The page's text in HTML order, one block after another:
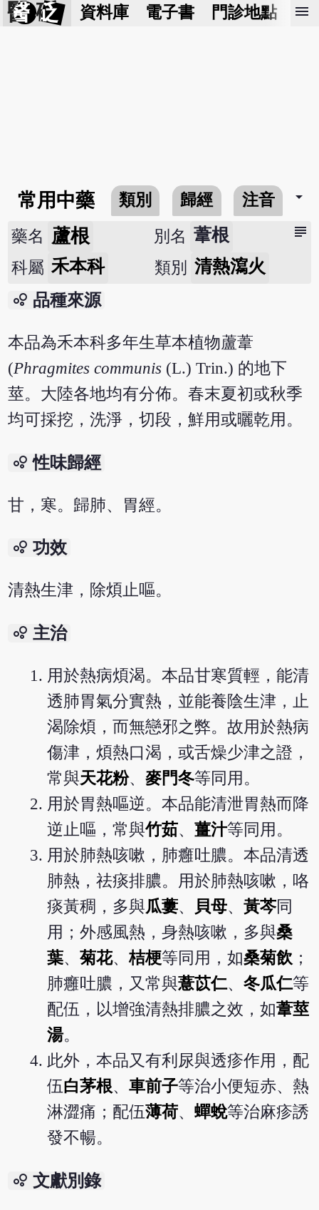
醫 砭 資料庫 電子書 門診地點 預
menu
常用中藥 類別 歸經 注音 arrow_drop_down
subject
藥名 蘆根 別名 葦根
科屬 禾本科 類別 清熱瀉火
bubble_chart 品種來源
本品為禾本科多年生草本植物蘆葦
(Phragmites communis (L.) Trin.) 的地下
莖。大陸各地均有分佈。春末夏初或秋季
均可採挖，洗淨，切段，鮮用或曬乾用。
bubble_chart 性味歸經
甘，寒。歸肺、胃經。
bubble_chart 功效
清熱生津，除煩止嘔。
bubble_chart 主治
用於熱病煩渴。本品甘寒質輕，能清
透肺胃氣分實熱，並能養陰生津，止
渴除煩，而無戀邪之弊。故用於熱病
傷津，煩熱口渴，或舌燥少津之證，
常與天花粉、麥門冬等同用。
用於胃熱嘔逆。本品能清泄胃熱而降
逆止嘔，常與竹茹、薑汁等同用。
用於肺熱咳嗽，肺癰吐膿。本品清透
肺熱，祛痰排膿。用於肺熱咳嗽，咯
痰黃稠，多與瓜蔞、 貝母、黃芩同
用；外感風熱，身熱咳嗽，多與桑
葉、菊花、桔梗等同用，如桑菊飲 ；
肺癰吐膿，又常與薏苡仁、冬瓜仁等
配伍，以增強清熱排膿之效，如葦莖
湯。
此外，本品又有利尿與透疹作用，配
伍白茅根、車前子等治小便短赤、熱
淋澀痛；配伍薄荷、蟬蛻等治麻疹誘
發不暢。
bubble_chart 文獻別錄